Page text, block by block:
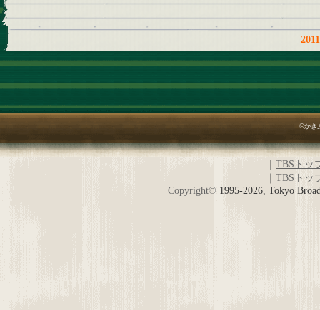
©かき
｜ TBSトッ
｜ TBSトッ
Copyright© 1995-2026, Tokyo